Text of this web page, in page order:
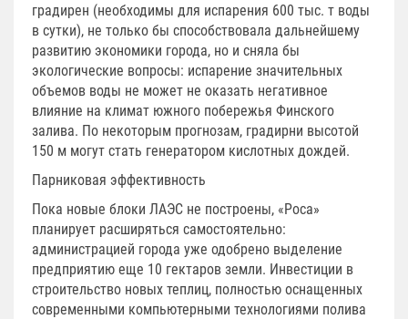
градирен (необходимы для испарения 600 тыс. т воды
в сутки), не только бы способствовала дальнейшему
развитию экономики города, но и сняла бы
экологические вопросы: испарение значительных
объемов воды не может не оказать негативное
влияние на климат южного побережья Финского
залива. По некоторым прогнозам, градирни высотой
150 м могут стать генератором кислотных дождей.
Парниковая эффективность
Пока новые блоки ЛАЭС не построены, «Роса»
планирует расширяться самостоятельно:
администрацией города уже одобрено выделение
предприятию еще 10 гектаров земли. Инвестиции в
строительство новых теплиц, полностью оснащенных
современными компьютерными технологиями полива